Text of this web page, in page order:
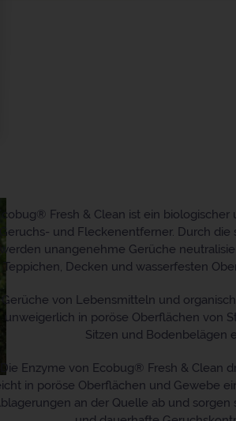
Ecobug® Fresh & Clean ist ein
Geruchs- und Fleckenentferner. Durch
werden unangenehme Gerüche
Teppichen, Decken und wasserfesten
Gerüche von Lebensmitteln und
unweigerlich in poröse Oberflächen von
Sitzen und Bodenbelägen
Die Enzyme von Ecobug® Fresh & Clean
in poröse Oberflächen und Gewebe
an der Quelle ab und sorgen